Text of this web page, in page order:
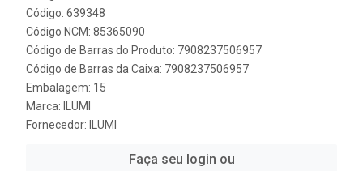
Código: 639348
Código NCM: 85365090
Código de Barras do Produto: 7908237506957
Código de Barras da Caixa: 7908237506957
Embalagem: 15
Marca:
ILUMI
Fornecedor:
ILUMI
Faça seu login ou